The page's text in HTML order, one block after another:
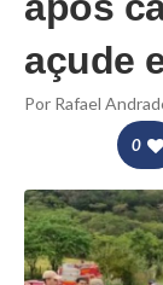
açude
Por Rafael
0